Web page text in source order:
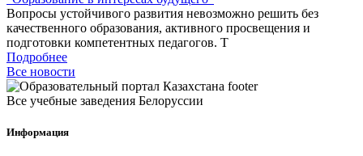
Вопросы устойчивого развития невозможно решить без
качественного образования, активного просвещения и
подготовки компетентных педагогов. Т
Подробнее
Все новости
Все учебные заведения Белоруссии
Информация